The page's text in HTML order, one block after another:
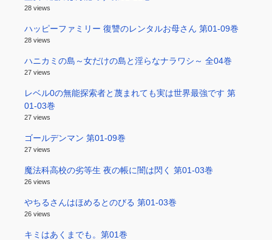
28 views
ハッピーファミリー 復讐のレンタルお母さん 第01-09巻
28 views
ハニカミの島～女だけの島と淫らなナラワシ～ 全04巻
27 views
レベル0の無能探索者と蔑まれても実は世界最強です 第
01-03巻
27 views
ゴールデンマン 第01-09巻
27 views
魔法科高校の劣等生 夜の帳に闇は閃く 第01-03巻
26 views
やちるさんはほめるとのびる 第01-03巻
26 views
キミはあくまでも。第01巻